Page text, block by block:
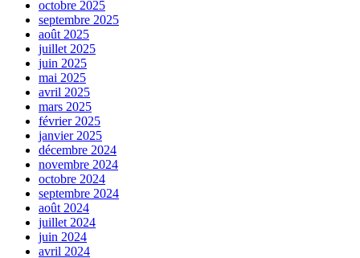
octobre 2025
septembre 2025
août 2025
juillet 2025
juin 2025
mai 2025
avril 2025
mars 2025
février 2025
janvier 2025
décembre 2024
novembre 2024
octobre 2024
septembre 2024
août 2024
juillet 2024
juin 2024
avril 2024